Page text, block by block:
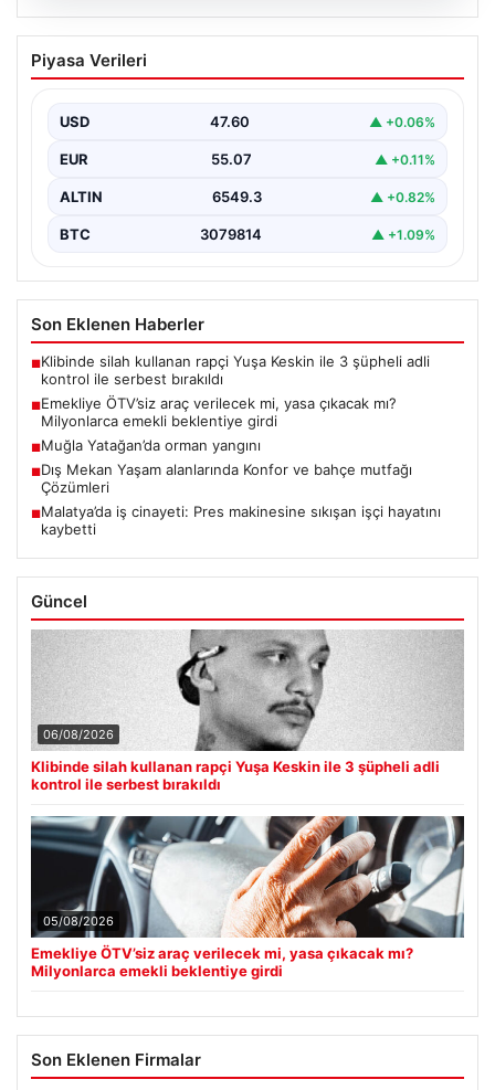
05.08.2026
Emekliye ÖTV’siz araç verilecek mi,
yasa çıkacak mı? Milyonlarca emekli
Piyasa Verileri
USD 47.60 ▲ +0.06%
EUR 55.07 ▲ +0.11%
ALTIN 6549.3 ▲ +0.82%
BTC 3079814 ▲ +1.09%
Son Eklenen Haberler
■Klibinde silah kullanan rapçi Yuşa Keskin ile 3 şüpheli adli
kontrol ile serbest bırakıldı
■Emekliye ÖTV’siz araç verilecek mi, yasa çıkacak mı?
Milyonlarca emekli beklentiye girdi
■Muğla Yatağan’da orman yangını
■Dış Mekan Yaşam alanlarında Konfor ve bahçe mutfağı
Çözümleri
■Malatya’da iş cinayeti: Pres makinesine sıkışan işçi hayatını
kaybetti
Güncel
06/08/2026
Klibinde silah kullanan rapçi Yuşa Keskin ile 3 şüpheli adli
kontrol ile serbest bırakıldı
05/08/2026
Emekliye ÖTV’siz araç verilecek mi, yasa çıkacak mı?
Milyonlarca emekli beklentiye girdi
Son Eklenen Firmalar